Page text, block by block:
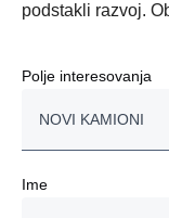
podstakli razvoj.
Polje interesovanja
NOVI KAMIONI
Ime